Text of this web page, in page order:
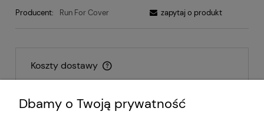
Producent: Run For Cover zapytaj o produkt
Koszty dostawy
Cena nie zawiera ewentualnych kosztów płatności
Inpost - paczkomat
Dbamy o Twoją prywatność